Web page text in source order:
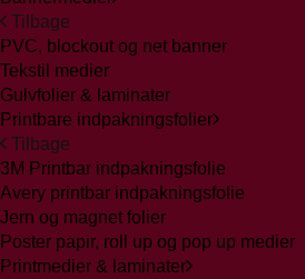
Tilbage
PVC, blockout og net banner
Tekstil medier
Gulvfolier & laminater
Printbare indpakningsfolier
Tilbage
3M Printbar indpakningsfolie
Avery printbar indpakningsfolie
Jern og magnet folier
Poster papir, roll up og pop up medier
Printmedier & laminater